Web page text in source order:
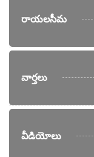
రాయలసీమ
వార్తలు
వీడియోలు